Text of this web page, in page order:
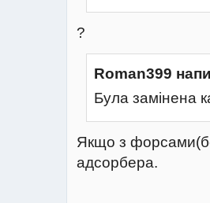
?
Roman399
Була замінена
Якщо з
адсорбера.